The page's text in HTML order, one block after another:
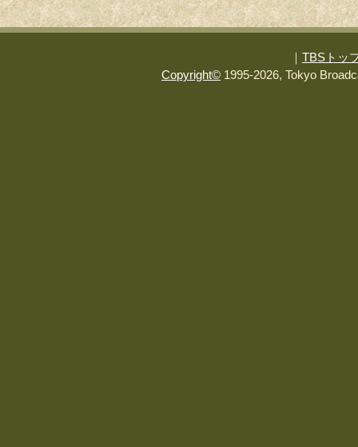
｜ TBSトッ
Copyright© 1995-2026, Tokyo